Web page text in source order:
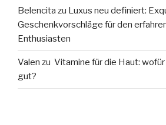
Belencita zu Luxus neu definiert:
Geschenkvorschläge für den
Enthusiasten
Valen zu Vitamine für die Haut:
gut?